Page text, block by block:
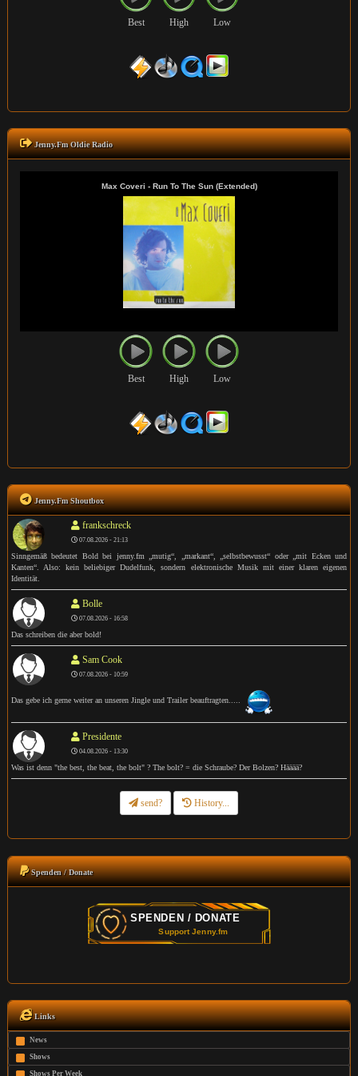
Best High Low
Jenny.Fm Oldie Radio
Best High Low
Jenny.Fm Shoutbox
frankschreck
07.08.2026 - 21:13
Sinngemäß bedeutet Bold bei jenny.fm „mutig“, „markant“, „selbstbewusst“ oder „mit Ecken und
Kanten“. Also: kein beliebiger Dudelfunk, sondern elektronische Musik mit einer klaren eigenen
Identität.
Bolle
07.08.2026 - 16:58
Das schreiben die aber bold!
Sam Cook
07.08.2026 - 10:59
Das gebe ich gerne weiter an unseren Jingle und Trailer beauftragten.....
Presidente
04.08.2026 - 13:30
Was ist denn "the best, the beat, the bolt" ? The bolt? = die Schraube? Der Bolzen? Hääää?
send? History...
Spenden / Donate
Links
News
Shows
Shows Per Week